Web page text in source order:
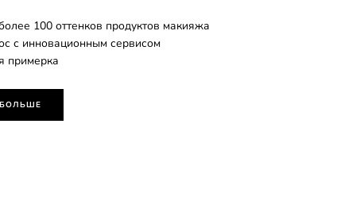
100 оттенков продуктов макияжа
с инновационным сервисом
примерка